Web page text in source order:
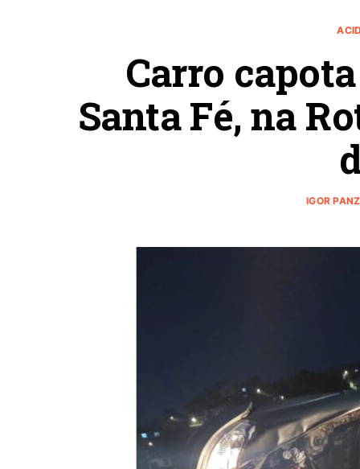
Carro
Santa Fé, na
IGOR